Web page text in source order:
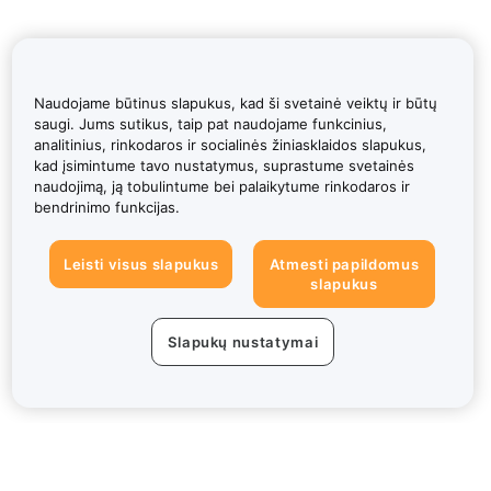
Naudojame būtinus slapukus, kad ši svetainė veiktų ir būtų
saugi. Jums sutikus, taip pat naudojame funkcinius,
analitinius, rinkodaros ir socialinės žiniasklaidos slapukus,
kad įsimintume tavo nustatymus, suprastume svetainės
naudojimą, ją tobulintume bei palaikytume rinkodaros ir
bendrinimo funkcijas.
Leisti visus slapukus
Atmesti papildomus
slapukus
Slapukų nustatymai